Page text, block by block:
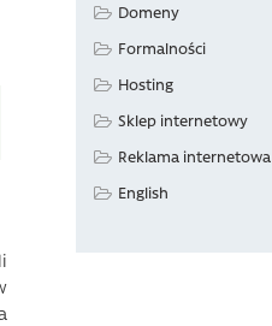
Domeny
Formalności
Hosting
Sklep internetowy
Reklama internetowa
English